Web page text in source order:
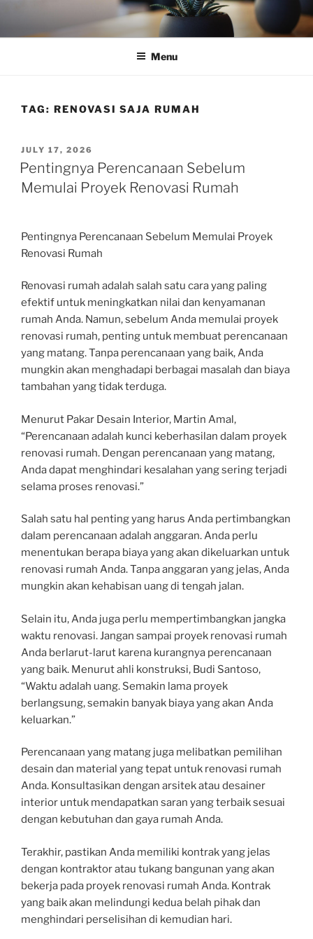
content
Menu
TAG: RENOVASI SAJA RUMAH
POSTED
ON
JULY 17, 2026
Pentingnya Perencanaan Sebelum
Memulai Proyek Renovasi Rumah
Pentingnya Perencanaan Sebelum Memulai Proyek
Renovasi Rumah
Renovasi rumah adalah salah satu cara yang paling
efektif untuk meningkatkan nilai dan kenyamanan
rumah Anda. Namun, sebelum Anda memulai proyek
renovasi rumah, penting untuk membuat perencanaan
yang matang. Tanpa perencanaan yang baik, Anda
mungkin akan menghadapi berbagai masalah dan biaya
tambahan yang tidak terduga.
Menurut Pakar Desain Interior, Martin Amal,
“Perencanaan adalah kunci keberhasilan dalam proyek
renovasi rumah. Dengan perencanaan yang matang,
Anda dapat menghindari kesalahan yang sering terjadi
selama proses renovasi.”
Salah satu hal penting yang harus Anda pertimbangkan
dalam perencanaan adalah anggaran. Anda perlu
menentukan berapa biaya yang akan dikeluarkan untuk
renovasi rumah Anda. Tanpa anggaran yang jelas, Anda
mungkin akan kehabisan uang di tengah jalan.
Selain itu, Anda juga perlu mempertimbangkan jangka
waktu renovasi. Jangan sampai proyek renovasi rumah
Anda berlarut-larut karena kurangnya perencanaan
yang baik. Menurut ahli konstruksi, Budi Santoso,
“Waktu adalah uang. Semakin lama proyek
berlangsung, semakin banyak biaya yang akan Anda
keluarkan.”
Perencanaan yang matang juga melibatkan pemilihan
desain dan material yang tepat untuk renovasi rumah
Anda. Konsultasikan dengan arsitek atau desainer
interior untuk mendapatkan saran yang terbaik sesuai
dengan kebutuhan dan gaya rumah Anda.
Terakhir, pastikan Anda memiliki kontrak yang jelas
dengan kontraktor atau tukang bangunan yang akan
bekerja pada proyek renovasi rumah Anda. Kontrak
yang baik akan melindungi kedua belah pihak dan
menghindari perselisihan di kemudian hari.